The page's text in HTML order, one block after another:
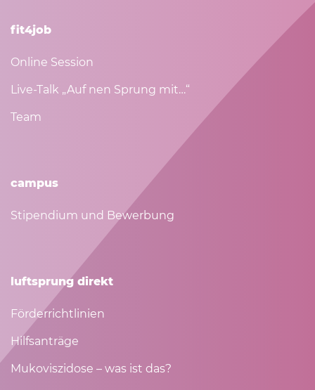
fit4job
Online Session
Live-Talk „Auf nen Sprung mit…“
Team
campus
Stipendium und Bewerbung
luftsprung direkt
Förderrichtlinien
Hilfsanträge
Mukoviszidose – was ist das?